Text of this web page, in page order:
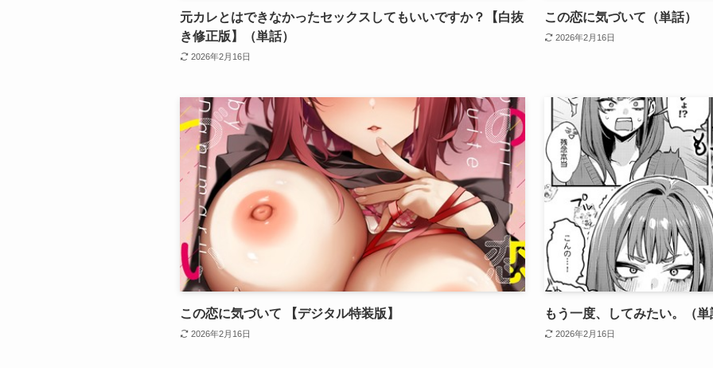
元カレとはできなかったセックスしてもいいですか？【白抜
き修正版】（単話）
2026年2月16日
この恋に気づいて（単話）
2026年2月16日
この恋に気づいて 【デジタル特装版】
2026年2月16日
もう一度、してみたい。（単
2026年2月16日